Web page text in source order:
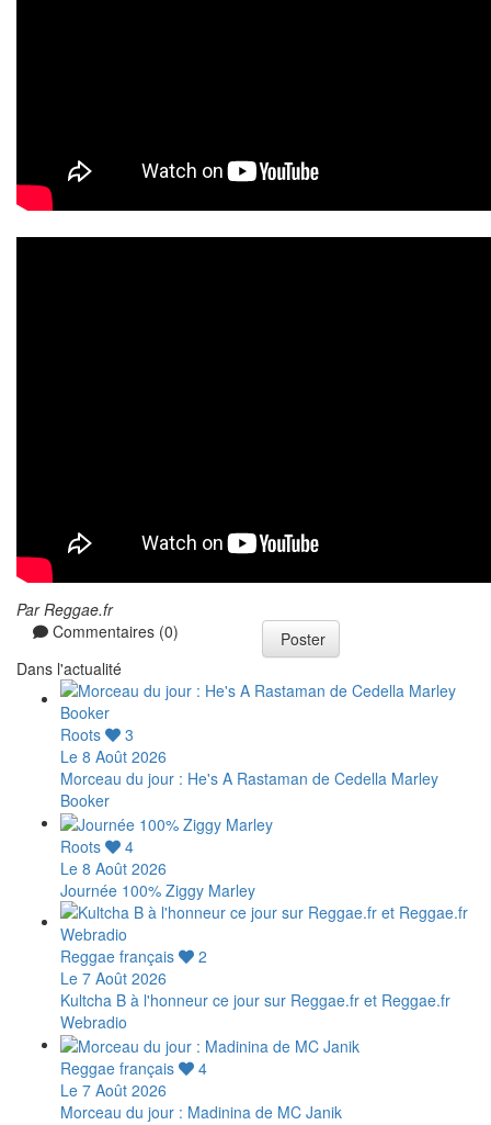
Par Reggae.fr
Commentaires (0)
Poster
Dans l'actualité
Roots
3
Le 8 Août 2026
Morceau du jour : He's A Rastaman de Cedella Marley
Booker
Roots
4
Le 8 Août 2026
Journée 100% Ziggy Marley
Reggae français
2
Le 7 Août 2026
Kultcha B à l'honneur ce jour sur Reggae.fr et Reggae.fr
Webradio
Reggae français
4
Le 7 Août 2026
Morceau du jour : Madinina de MC Janik